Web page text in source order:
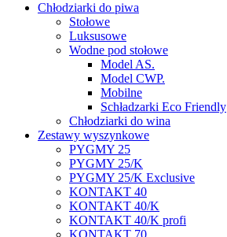
Chłodziarki do piwa
Stołowe
Luksusowe
Wodne pod stołowe
Model AS.
Model CWP.
Mobilne
Schładzarki Eco Friendly
Chłodziarki do wina
Zestawy wyszynkowe
PYGMY 25
PYGMY 25/K
PYGMY 25/K Exclusive
KONTAKT 40
KONTAKT 40/K
KONTAKT 40/K profi
KONTAKT 70